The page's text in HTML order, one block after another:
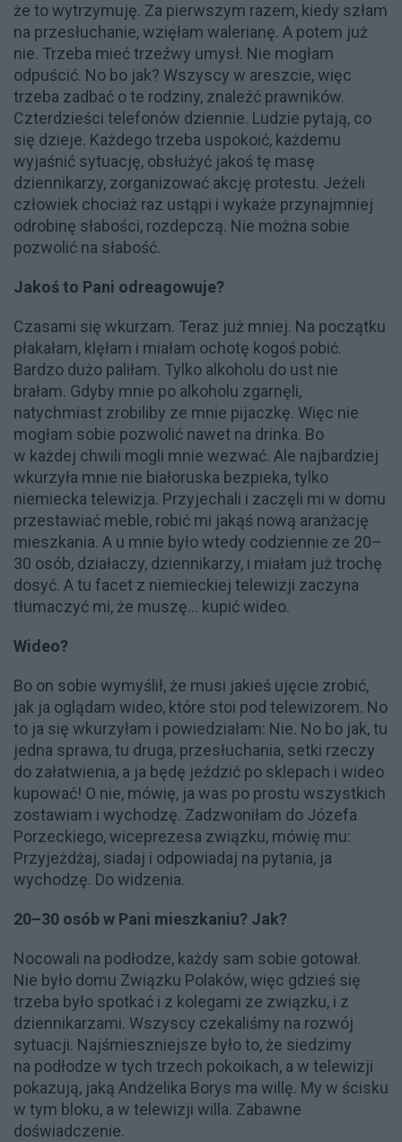
że to wytrzymuję. Za pierwszym razem, kiedy szłam
na przesłuchanie, wzięłam walerianę. A potem już
nie. Trzeba mieć trzeźwy umysł. Nie mogłam
odpuścić. No bo jak? Wszyscy w areszcie, więc
trzeba zadbać o te rodziny, znaleźć prawników.
Czterdzieści telefonów dziennie. Ludzie pytają, co
się dzieje. Każdego trzeba uspokoić, każdemu
wyjaśnić sytuację, obsłużyć jakoś tę masę
dziennikarzy, zorganizować akcję protestu. Jeżeli
człowiek chociaż raz ustąpi i wykaże przynajmniej
odrobinę słabości, rozdepczą. Nie można sobie
pozwolić na słabość.
Jakoś to Pani odreagowuje?
Czasami się wkurzam. Teraz już mniej. Na początku
płakałam, klęłam i miałam ochotę kogoś pobić.
Bardzo dużo paliłam. Tylko alkoholu do ust nie
brałam. Gdyby mnie po alkoholu zgarnęli,
natychmiast zrobiliby ze mnie pijaczkę. Więc nie
mogłam sobie pozwolić nawet na drinka. Bo
w każdej chwili mogli mnie wezwać. Ale najbardziej
wkurzyła mnie nie białoruska bezpieka, tylko
niemiecka telewizja. Przyjechali i zaczęli mi w domu
przestawiać meble, robić mi jakąś nową aranżację
mieszkania. A u mnie było wtedy codziennie ze 20–
30 osób, działaczy, dziennikarzy, i miałam już trochę
dosyć. A tu facet z niemieckiej telewizji zaczyna
tłumaczyć mi, że muszę... kupić wideo.
Wideo?
Bo on sobie wymyślił, że musi jakieś ujęcie zrobić,
jak ja oglądam wideo, które stoi pod telewizorem. No
to ja się wkurzyłam i powiedziałam: Nie. No bo jak, tu
jedna sprawa, tu druga, przesłuchania, setki rzeczy
do załatwienia, a ja będę jeździć po sklepach i wideo
kupować! O nie, mówię, ja was po prostu wszystkich
zostawiam i wychodzę. Zadzwoniłam do Józefa
Porzeckiego, wiceprezesa związku, mówię mu:
Przyjeżdżaj, siadaj i odpowiadaj na pytania, ja
wychodzę. Do widzenia.
20–30 osób w Pani mieszkaniu? Jak?
Nocowali na podłodze, każdy sam sobie gotował.
Nie było domu Związku Polaków, więc gdzieś się
trzeba było spotkać i z kolegami ze związku, i z
dziennikarzami. Wszyscy czekaliśmy na rozwój
sytuacji. Najśmieszniejsze było to, że siedzimy
na podłodze w tych trzech pokoikach, a w telewizji
pokazują, jaką Andżelika Borys ma willę. My w ścisku
w tym bloku, a w telewizji willa. Zabawne
doświadczenie.